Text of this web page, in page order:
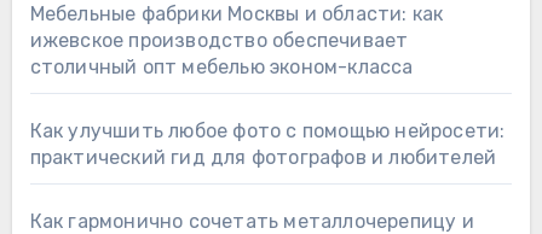
Мебельные фабрики Москвы и области: как
ижевское производство обеспечивает
столичный опт мебелью эконом-класса
Как улучшить любое фото с помощью нейросети:
практический гид для фотографов и любителей
Как гармонично сочетать металлочерепицу и